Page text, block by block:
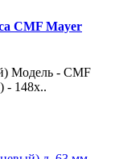
CMF Mayer
Модель - CMF
- 148х..